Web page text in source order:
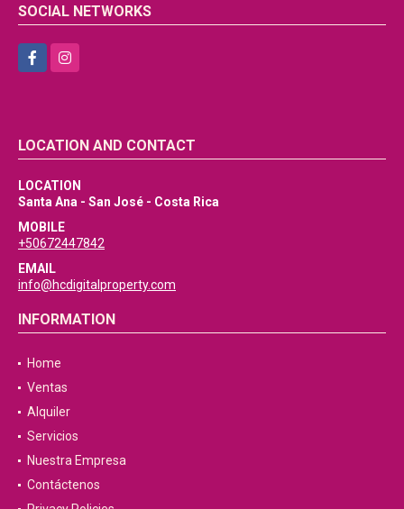
SOCIAL NETWORKS
FacebookInstagram
LOCATION AND CONTACT
LOCATION
Santa Ana - San José - Costa Rica
MOBILE
+50672447842
EMAIL
info@hcdigitalproperty.com
INFORMATION
Home
Ventas
Alquiler
Servicios
Nuestra Empresa
Contáctenos